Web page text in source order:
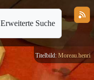
Erweiterte Suche
Titelbild: Moreau.henri